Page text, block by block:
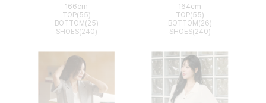
166cm
TOP(55)
BOTTOM(25)
SHOES(240)
164cm
TOP(55)
BOTTOM(26)
SHOES(240)